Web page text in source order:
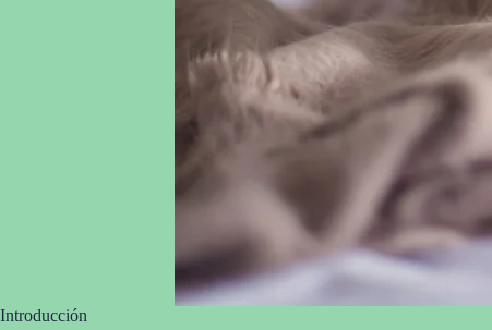
Introducción